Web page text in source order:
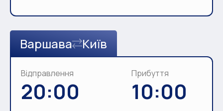
Варшава Київ
Відправлення
20:00
Прибуття
10:00